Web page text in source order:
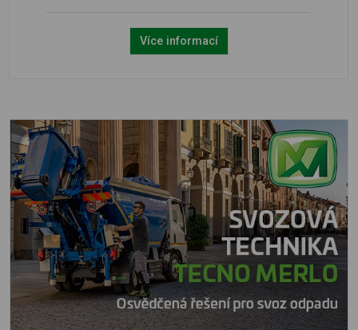
Více informací